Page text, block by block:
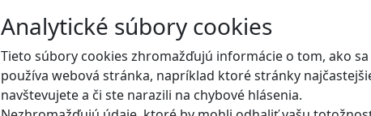
Analytické súbory cookies
Tieto súbory cookies zhromažďujú informácie o tom, ako sa
používa webová stránka, napríklad ktoré stránky
navštevujete a či ste narazili na chybové hlásenia.